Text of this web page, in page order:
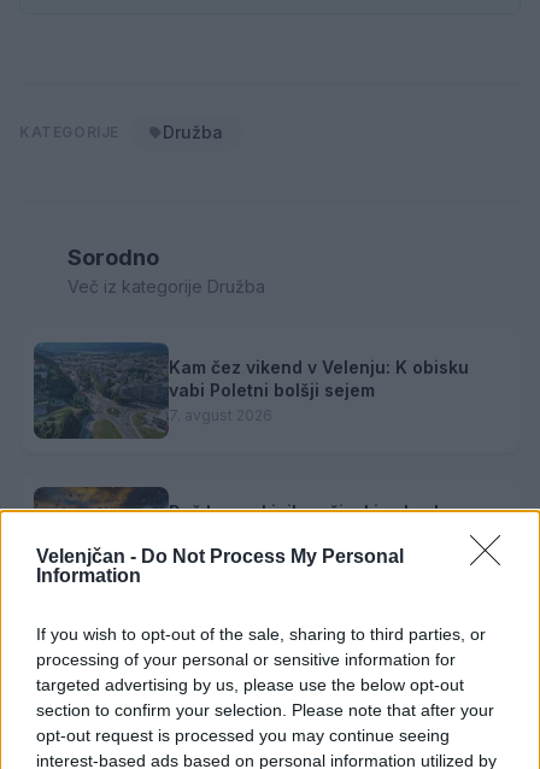
Velenjčan - Do Not Process My Personal
Information
If you wish to opt-out of the sale, sharing to third parties, or
processing of your personal or sensitive information for
targeted advertising by us, please use the below opt-out
section to confirm your selection. Please note that after your
opt-out request is processed you may continue seeing
interest-based ads based on personal information utilized by
Družba
Sorodno
Več iz kategorije Družba
Kam čez vikend v Velenju: K obisku
vabi Poletni bolšji sejem
7. avgust 2026
Dež bo prekinil vročinski val, a le za
7. avgust 2026
Jutrišnje Sobotne lutkarije vabijo
otroke na predstavo "Fuj, gosenica!"
7. avgust 2026